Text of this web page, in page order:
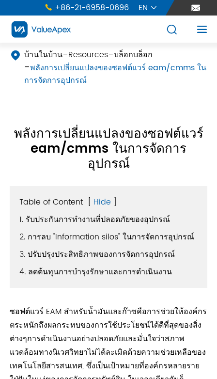
 +86-21-6958-0696 EN  
 
 บ้านในบ้าน Resources บล็อกบล็อก
พลังการเปลี่ยนแปลงของซอฟต์แวร์ eam/cmms ใน
การจัดการอุปกรณ์
พลังการเปลี่ยนแปลงของซอฟต์แวร์
eam/cmms ในการจัดการ
อุปกรณ์
Table of Content [ Hide ]
1. รับประกันการทำงานที่ปลอดภัยของอุปกรณ์
2. การลบ "Information silos" ในการจัดการอุปกรณ์
3. ปรับปรุงประสิทธิภาพของการจัดการอุปกรณ์
4. ลดต้นทุนการบำรุงรักษาและการดำเนินงาน
ซอฟต์แวร์ EAM สำหรับน้ำมันและก๊าซคือการช่วยให้องค์กร
ตระหนักถึงผลกระทบของการใช้ประโยชน์ได้ดีที่สุดของสิ่ง
ต่างๆการดำเนินงานอย่างปลอดภัยและมั่นใจว่าสภาพ
แวดล้อมทางนิเวศวิทยาไม่ได้ละเมิดด้วยความช่วยเหลือของ
เทคโนโลยีสารสนเทศ, ซึ่งเป็นเป้าหมายที่องค์กรหลายราย